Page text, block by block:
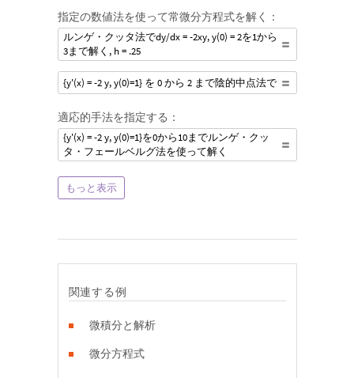
指定の数値法を使って常微分方程式を解く：
ルンゲ・クッタ法でdy/dx = -2xy, y(0) = 2を1から
3まで解く, h = .25
{y'(x) = -2 y, y(0)=1} を 0 から 2 まで陰的中点法で
適応的手法を指定する：
{y'(x) = -2 y, y(0)=1}を0から10までルンゲ・クッ
タ・フェールベルグ法を使って解く
もっと表示
関連する例
微積分と解析
微分方程式